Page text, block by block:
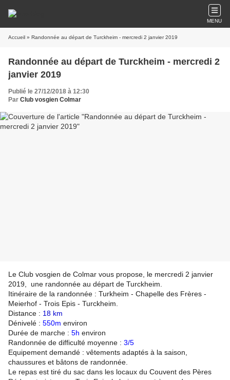
MENU
Accueil » Randonnée au départ de Turckheim - mercredi 2 janvier 2019
Randonnée au départ de Turckheim - mercredi 2
janvier 2019
Publié le 27/12/2018 à 12:30
Par Club vosgien Colmar
Le Club vosgien de Colmar vous propose, le mercredi 2 janvier
2019, une randonnée au départ de Turckheim.
Itinéraire de la randonnée : Turkheim - Chapelle des Frères -
Meierhof - Trois Epis - Turckheim.
Distance : 18 km
Dénivelé : 550m environ
Durée de marche : 5h environ
Randonnée de difficulté moyenne : 3/5
Equipement demandé : vêtements adaptés à la saison,
chaussures et bâtons de randonnée.
Le repas est tiré du sac dans les locaux du Couvent des Pères